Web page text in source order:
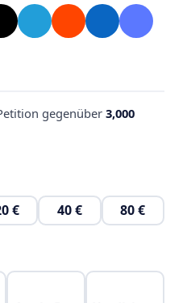
gegenüber 3,000
€ 40 € 80 €